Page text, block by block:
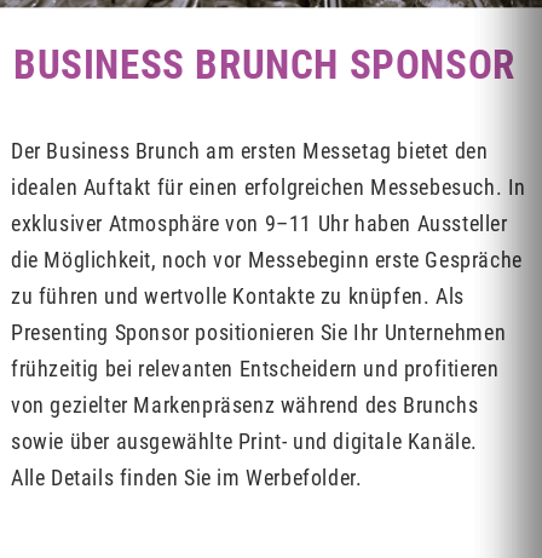
BUSINESS BRUNCH SPONSOR
Der Business Brunch am ersten Messetag bietet den
idealen Auftakt für einen erfolgreichen Messebesuch. In
exklusiver Atmosphäre von 9–11 Uhr haben Aussteller
die Möglichkeit, noch vor Messebeginn erste Gespräche
zu führen und wertvolle Kontakte zu knüpfen. Als
Presenting Sponsor positionieren Sie Ihr Unternehmen
frühzeitig bei relevanten Entscheidern und profitieren
von gezielter Markenpräsenz während des Brunchs
sowie über ausgewählte Print- und digitale Kanäle.
Alle Details finden Sie im Werbefolder.